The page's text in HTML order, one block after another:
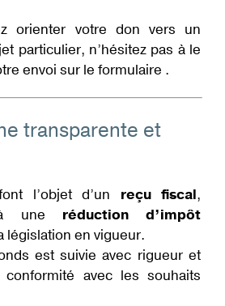
orienter votre don vers un
particulier, n’hésitez pas à le
envoi sur le formulaire .
transparente et
l’objet d’un reçu fiscal,
une réduction d’impôt
législation en vigueur.
est suivie avec rigueur et
conformité avec les souhaits